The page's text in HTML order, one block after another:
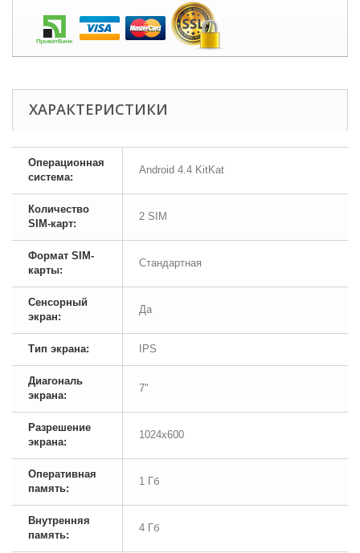
ХАРАКТЕРИСТИКИ
Операционная
система:
Android 4.4 KitKat
Количество
SIM-карт:
2 SIM
Формат SIM-
карты:
Стандартная
Сенсорный
экран:
Да
Тип экрана: IPS
Диагональ
экрана:
7"
Разрешение
экрана:
1024x600
Оперативная
память:
1 Гб
Внутренняя
память:
4 Гб